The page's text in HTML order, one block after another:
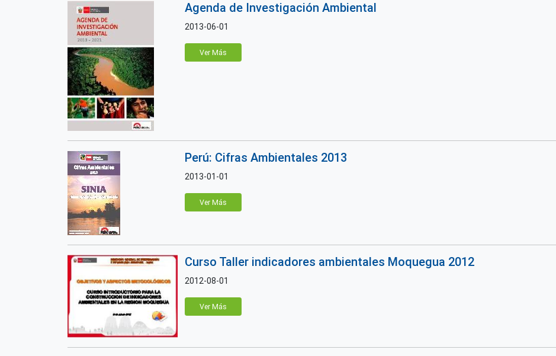
Agenda de Investigación Ambiental
2013-06-01
Ver Más
Perú: Cifras Ambientales 2013
2013-01-01
Ver Más
Curso Taller indicadores ambientales Moquegua 2012
2012-08-01
Ver Más